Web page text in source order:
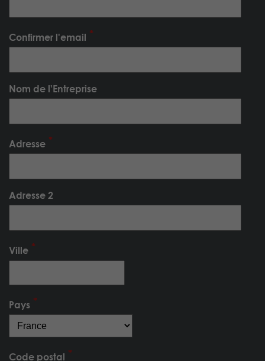
Confirmer l'email
Nom de l'Entreprise
Adresse
Adresse 2
Ville
Pays
Code postal